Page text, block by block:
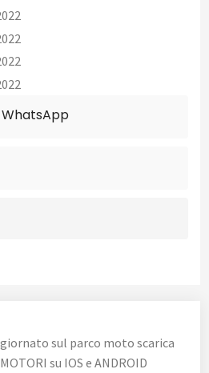
sul parco moto scarica
su IOS e ANDROID